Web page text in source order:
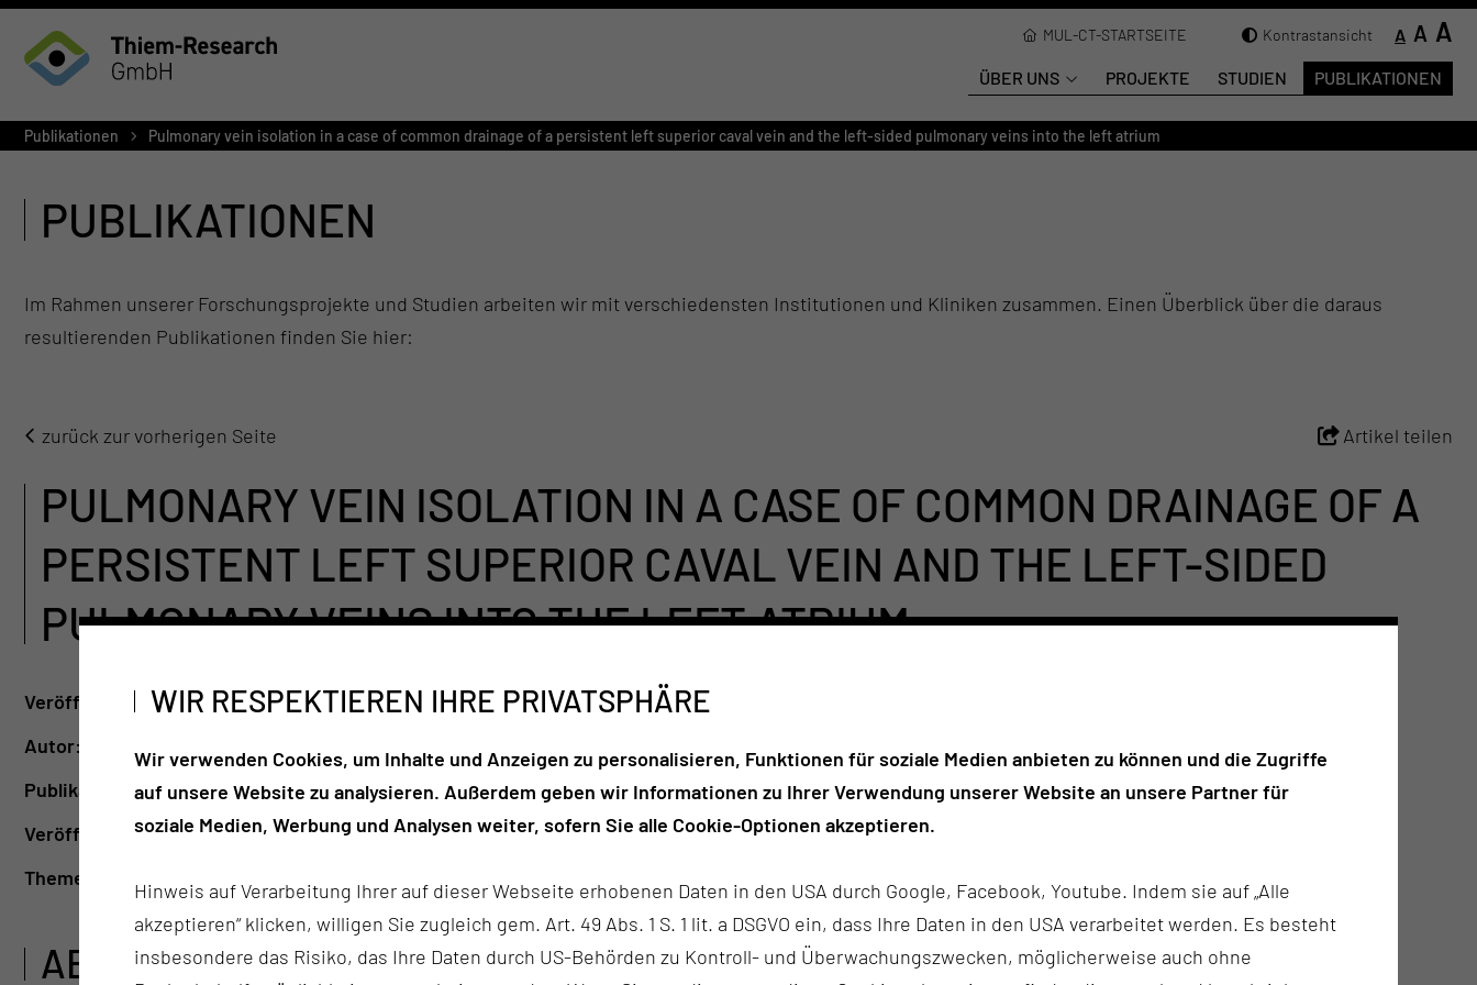
MUL-CT-STARTSEITE Kontrastansicht A A A
ÜBER UNS PROJEKTE STUDIEN PUBLIKATIONEN
Publikationen Pulmonary vein isolation in a case of common drainage of a persistent left superior caval vein and the left-sided pulmonary veins into the left atrium
PUBLIKATIONEN
Im Rahmen unserer Forschungsprojekte und Studien arbeiten wir mit verschiedensten Institutionen und Kliniken zusammen. Einen Überblick über die daraus
resultierenden Publikationen finden Sie hier:
zurück zur vorherigen Seite Artikel teilen
PULMONARY VEIN ISOLATION IN A CASE OF COMMON DRAINAGE OF A
PERSISTENT LEFT SUPERIOR CAVAL VEIN AND THE LEFT-SIDED
PULMONARY VEINS INTO THE LEFT ATRIUM
Veröffentlichungsdatum: 24.08.2021
Autor:
Publikationsart: Artikel
Veröffentlichungsmedium: Journal of Indian College of Cardiology
Themenschwerpunkte:
ABSTRACT
WIR RESPEKTIEREN IHRE PRIVATSPHÄRE
Wir verwenden Cookies, um Inhalte und Anzeigen zu personalisieren, Funktionen für soziale Medien anbieten zu können und die Zugriffe
auf unsere Website zu analysieren. Außerdem geben wir Informationen zu Ihrer Verwendung unserer Website an unsere Partner für
soziale Medien, Werbung und Analysen weiter, sofern Sie alle Cookie-Optionen akzeptieren.
Hinweis auf Verarbeitung Ihrer auf dieser Webseite erhobenen Daten in den USA durch Google, Facebook, Youtube. Indem sie auf „Alle
akzeptieren“ klicken, willigen Sie zugleich gem. Art. 49 Abs. 1 S. 1 lit. a DSGVO ein, dass Ihre Daten in den USA verarbeitet werden. Es besteht
insbesondere das Risiko, das Ihre Daten durch US-Behörden zu Kontroll- und Überwachungszwecken, möglicherweise auch ohne